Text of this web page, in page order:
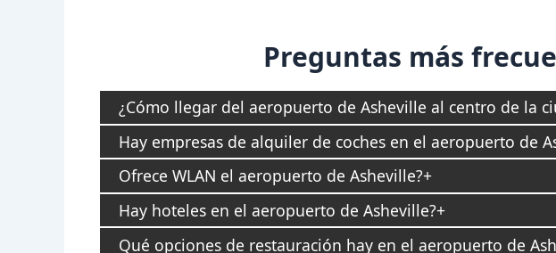
Preguntas más
¿Cómo llegar del aeropuerto de Asheville al centro de la
Hay empresas de alquiler de coches en el aeropuerto de
Ofrece WLAN el aeropuerto de Asheville?
Hay hoteles en el aeropuerto de Asheville?
Qué opciones de restauración hay en el aeropuerto de